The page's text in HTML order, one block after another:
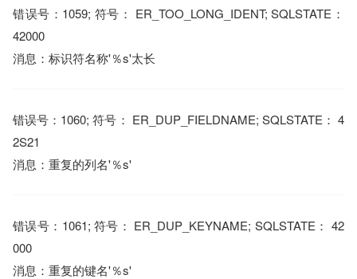
错误号：1059; 符号： ER_TOO_LONG_IDENT; SQLSTATE：
42000
消息：标识符名称'％s'太长
错误号：1060; 符号： ER_DUP_FIELDNAME; SQLSTATE： 4
2S21
消息：重复的列名'％s'
错误号：1061; 符号： ER_DUP_KEYNAME; SQLSTATE： 42
000
消息：重复的键名'％s'